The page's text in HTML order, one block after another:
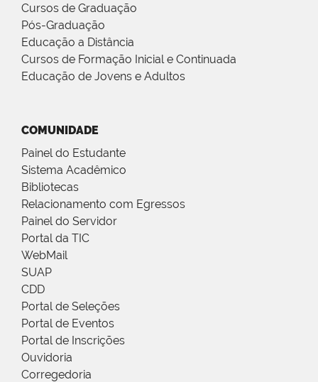
Cursos de Graduação
Pós-Graduação
Educação a Distância
Cursos de Formação Inicial e Continuada
Educação de Jovens e Adultos
COMUNIDADE
Painel do Estudante
Sistema Acadêmico
Bibliotecas
Relacionamento com Egressos
Painel do Servidor
Portal da TIC
WebMail
SUAP
CDD
Portal de Seleções
Portal de Eventos
Portal de Inscrições
Ouvidoria
Corregedoria